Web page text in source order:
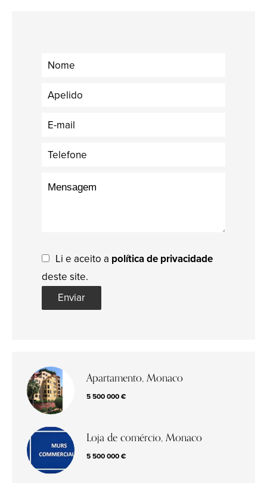
Li e aceito a política de privacidade
deste site.
Enviar
Apartamento, Monaco
5 500 000 €
Loja de comércio, Monaco
5 500 000 €